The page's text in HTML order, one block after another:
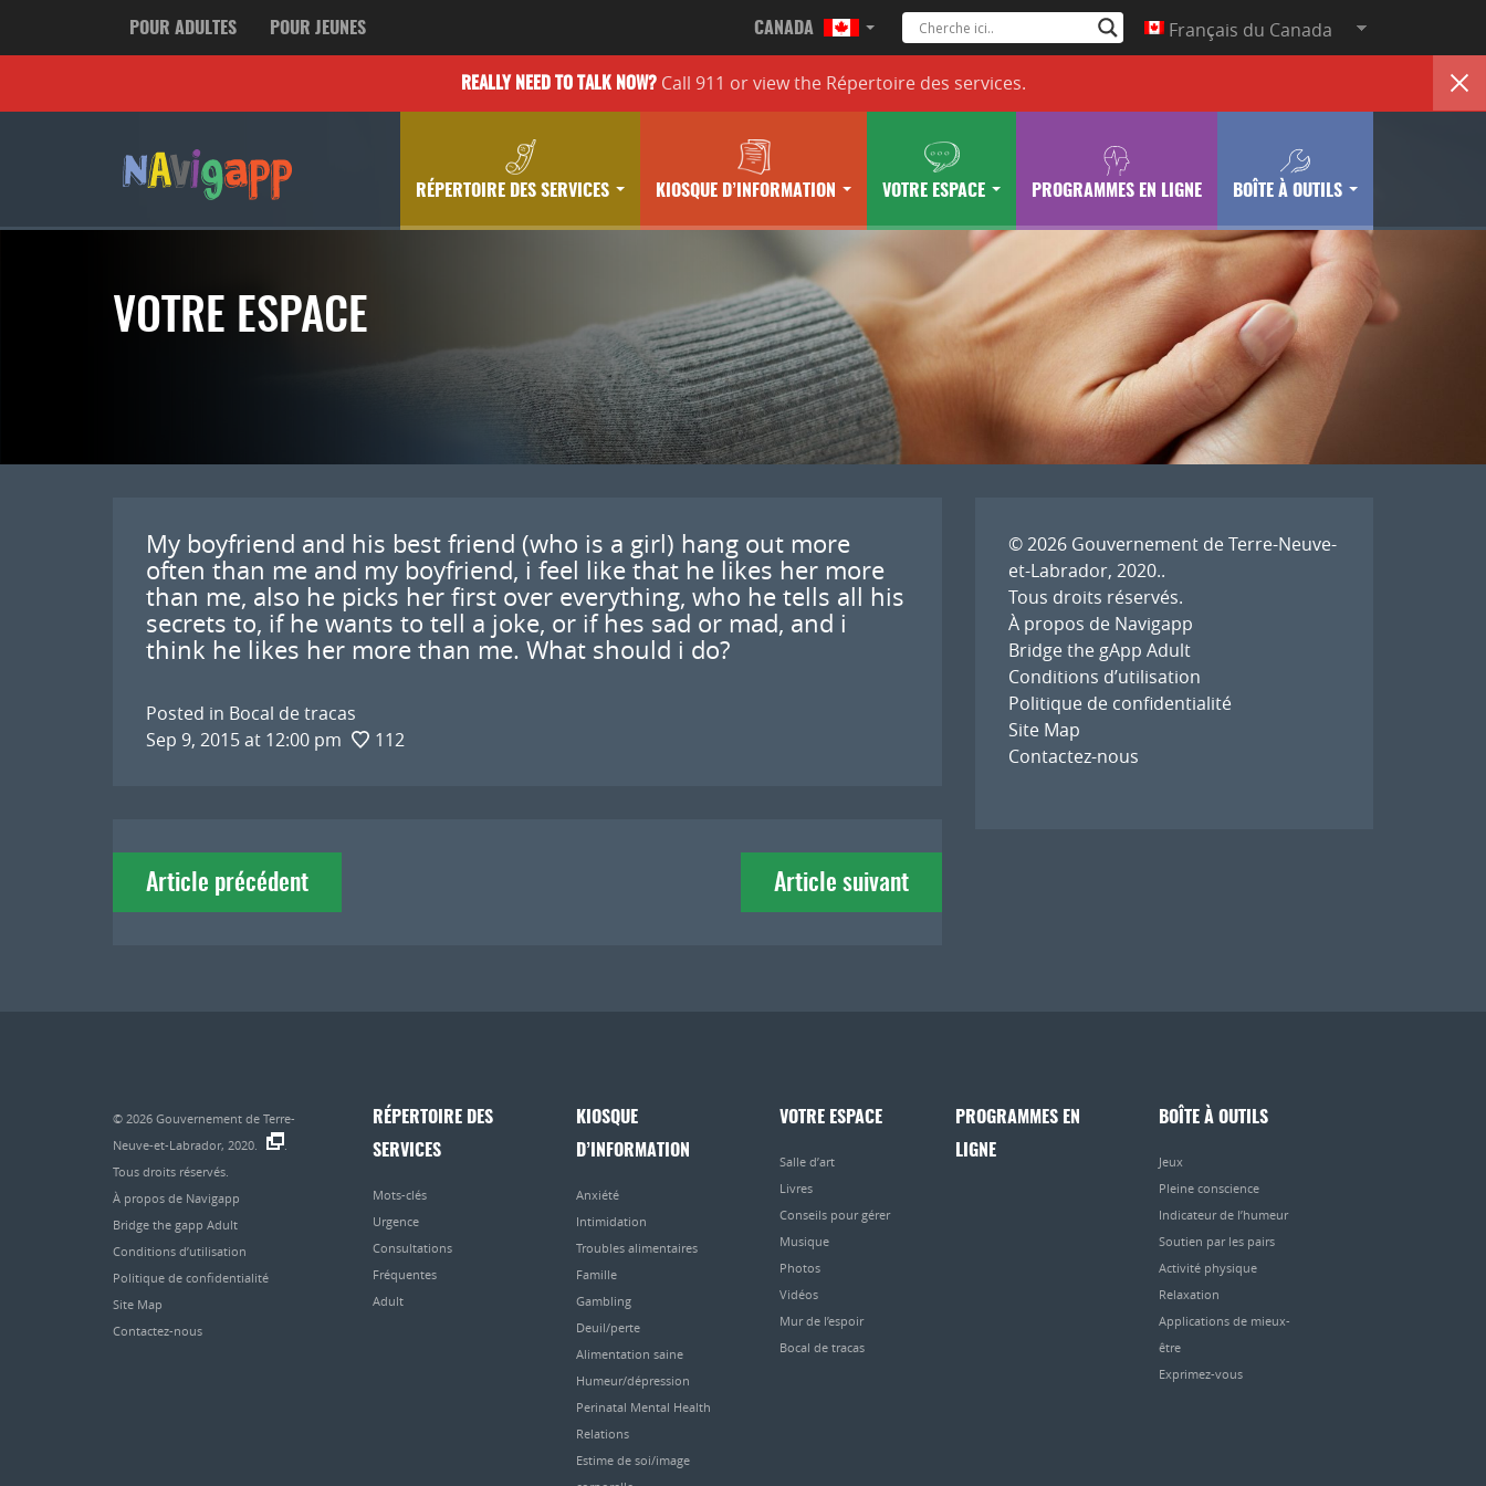
POUR ADULTES POUR JEUNES CANADA Français du Canada
REALLY NEED TO TALK NOW? Call 911 orview the Répertoire des services.
RÉPERTOIRE DES SERVICES KIOSQUE D’INFORMATION VOTRE ESPACE PROGRAMMES EN LIGNE BOÎTE À OUTILS
VOTRE ESPACE
My boyfriend and his best friend (who is a girl) hang out more
often than me and my boyfriend, i feel like that he likes her more
than me, also he picks her first over everything, who he tells all his
secrets to, if he wants to tell a joke, or if hes sad or mad, and i
think he likes her more than me. What should i do?
Posted in Bocal de tracas
Sep 9, 2015 at 12:00 pm
112
Navigation
deArticle précédent Article suivant
© 2026 Gouvernement de Terre-Neuve-
et-Labrador, 2020..
Tous droits réservés.
À propos de Navigapp
Bridge the gApp Adult
Conditions d’utilisation
Politique de confidentialité
Site Map
Contactez-nous
© 2026 Gouvernement de Terre-
Neuve-et-Labrador, 2020.
Tous droits réservés.
À propos de Navigapp
Bridge the gapp Adult
Conditions d’utilisation
Politique de confidentialité
Site Map
Contactez-nous
RÉPERTOIRE DES
SERVICES
Mots-clés
Urgence
Consultations
Fréquentes
Adult
KIOSQUE
D’INFORMATION
Anxiété
Intimidation
Troubles alimentaires
Famille
Gambling
Deuil/perte
Alimentation saine
Humeur/dépression
Perinatal Mental Health
Relations
Estime de soi/image
VOTRE ESPACE
Salle d’art
Livres
Conseils pour gérer
Musique
Photos
Vidéos
Mur de l’espoir
Bocal de tracas
PROGRAMMES EN
LIGNE
BOÎTE À OUTILS
Jeux
Pleine conscience
Indicateur de l’humeur
Soutien par les pairs
Activité physique
Relaxation
Applications de mieux-
être
Exprimez-vous